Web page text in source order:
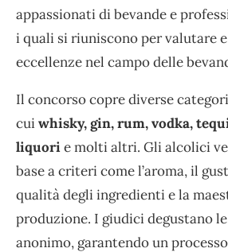
appassionati di bevande e
i quali si riuniscono per valutare
eccellenze nel campo delle
Il concorso copre diverse
cuiwhisky, gin, rum, vodka,
liquorie molti altri. Gli alcolici
base a criteri come l’aroma, il
qualità degli ingredienti e la
produzione. I giudici degustano
anonimo, garantendo un